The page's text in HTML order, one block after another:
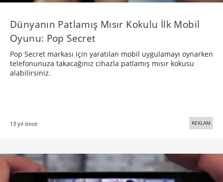
Dünyanın Patlamış Mısır Kokulu İlk Mobil
Oyunu: Pop Secret
Pop Secret markası için yaratılan mobil uygulamayı oynarken
telefonunuza takacağınız cihazla patlamış mısır kokusu
alabilirsiniz.
13 yıl önce REKLAM